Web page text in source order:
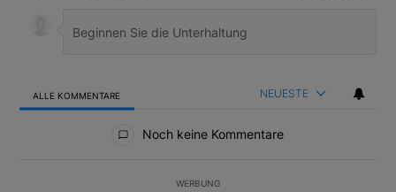
ALLE KOMMENTARE NEUESTE
Noch keine Kommentare
WERBUNG